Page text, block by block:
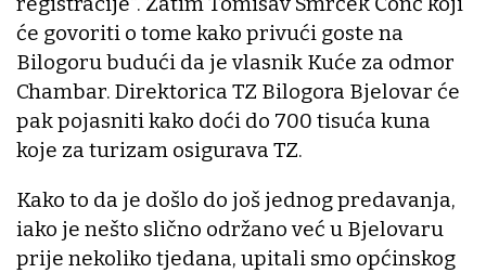
će govoriti o tome kako privući goste na
Bilogoru budući da je vlasnik Kuće za odmor
Chambar. Direktorica TZ Bilogora Bjelovar će
pak pojasniti kako doći do 700 tisuća kuna
koje za turizam osigurava TZ.
Kako to da je došlo do još jednog predavanja,
iako je nešto slično održano već u Bjelovaru
prije nekoliko tjedana, upitali smo općinskog